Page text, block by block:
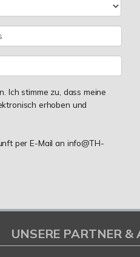
Ich stimme zu, dass meine
erhoben und
per E-Mail an info@TH-
UNSERE PARTNER &